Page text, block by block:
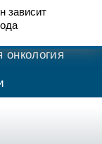
зависит
онкология